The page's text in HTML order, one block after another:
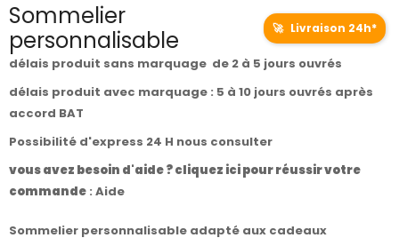
Sommelier
personnalisable
🚀 Livraison 24h*
délais produit sans marquage de 2 à 5 jours ouvrés
délais produit avec marquage : 5 à 10 jours ouvrés après
accord BAT
Possibilité d'express 24 H nous consulter
vous avez besoin d'aide ? cliquez ici pour réussir votre
commande : Aide
Sommelier personnalisable adapté aux cadeaux